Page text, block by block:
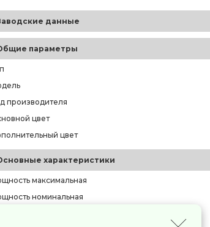
данные
параметры
производителя
цвет
цвет
характеристики
максимальная
номинальная